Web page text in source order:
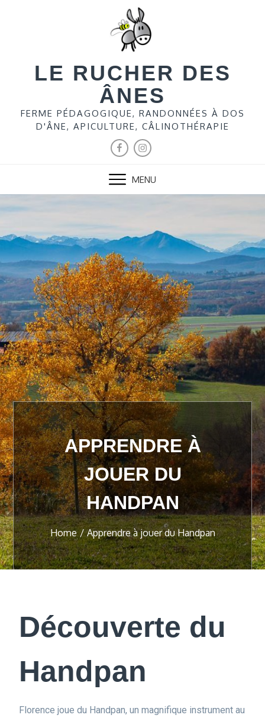
LE RUCHER DES
ÂNES
FERME PÉDAGOGIQUE, RANDONNÉES À DOS
D'ÂNE, APICULTURE, CÂLINOTHÉRAPIE
MENU
APPRENDRE À
JOUER DU
HANDPAN
Home Apprendre à jouer du Handpan
Découverte du
Handpan
Florence joue du Handpan, un magnifique instrument au